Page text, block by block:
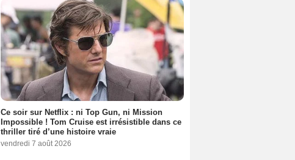
Ce soir sur Netflix : ni Top Gun, ni Mission
Impossible ! Tom Cruise est irrésistible dans ce
thriller tiré d’une histoire vraie
vendredi 7 août 2026